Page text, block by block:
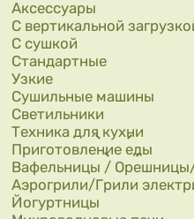
Аксессуары
С вертикальной
С сушкой
Стандартные
Узкие
Сушильные машины
Светильники
Техника для кухни
Приготовление еды
Вафельницы /
Аэрогрили/Грили
Йогуртницы